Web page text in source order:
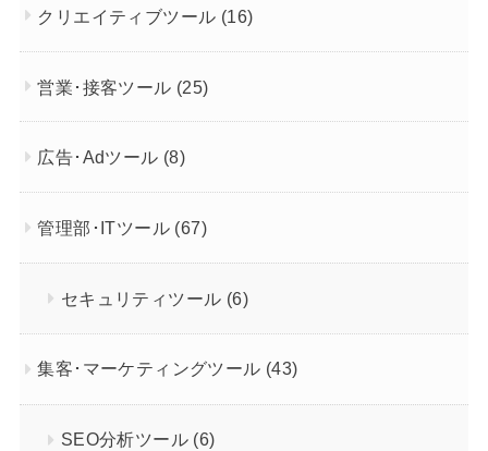
クリエイティブツール (16)
営業･接客ツール (25)
広告･Adツール (8)
管理部･ITツール (67)
セキュリティツール (6)
集客･マーケティングツール (43)
SEO分析ツール (6)